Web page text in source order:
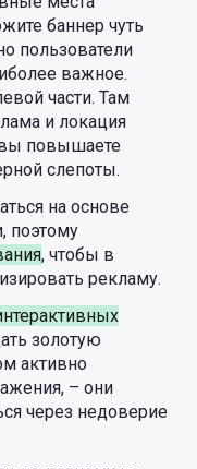
баннер чуть
пользователи
важное.
части. Там
и локация
вы повышаете
слепоты.
на основе
поэтому
, чтобы в
рекламу.
золотую
активно
– они
через недоверие